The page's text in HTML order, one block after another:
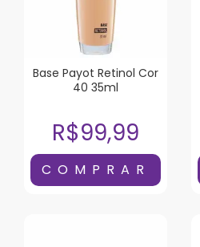
Base Payot Retinol Cor
40 35ml
R$99,99